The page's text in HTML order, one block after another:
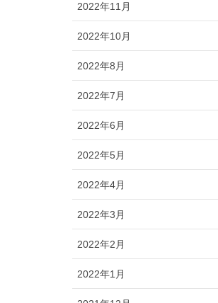
2022年11月
2022年10月
2022年8月
2022年7月
2022年6月
2022年5月
2022年4月
2022年3月
2022年2月
2022年1月